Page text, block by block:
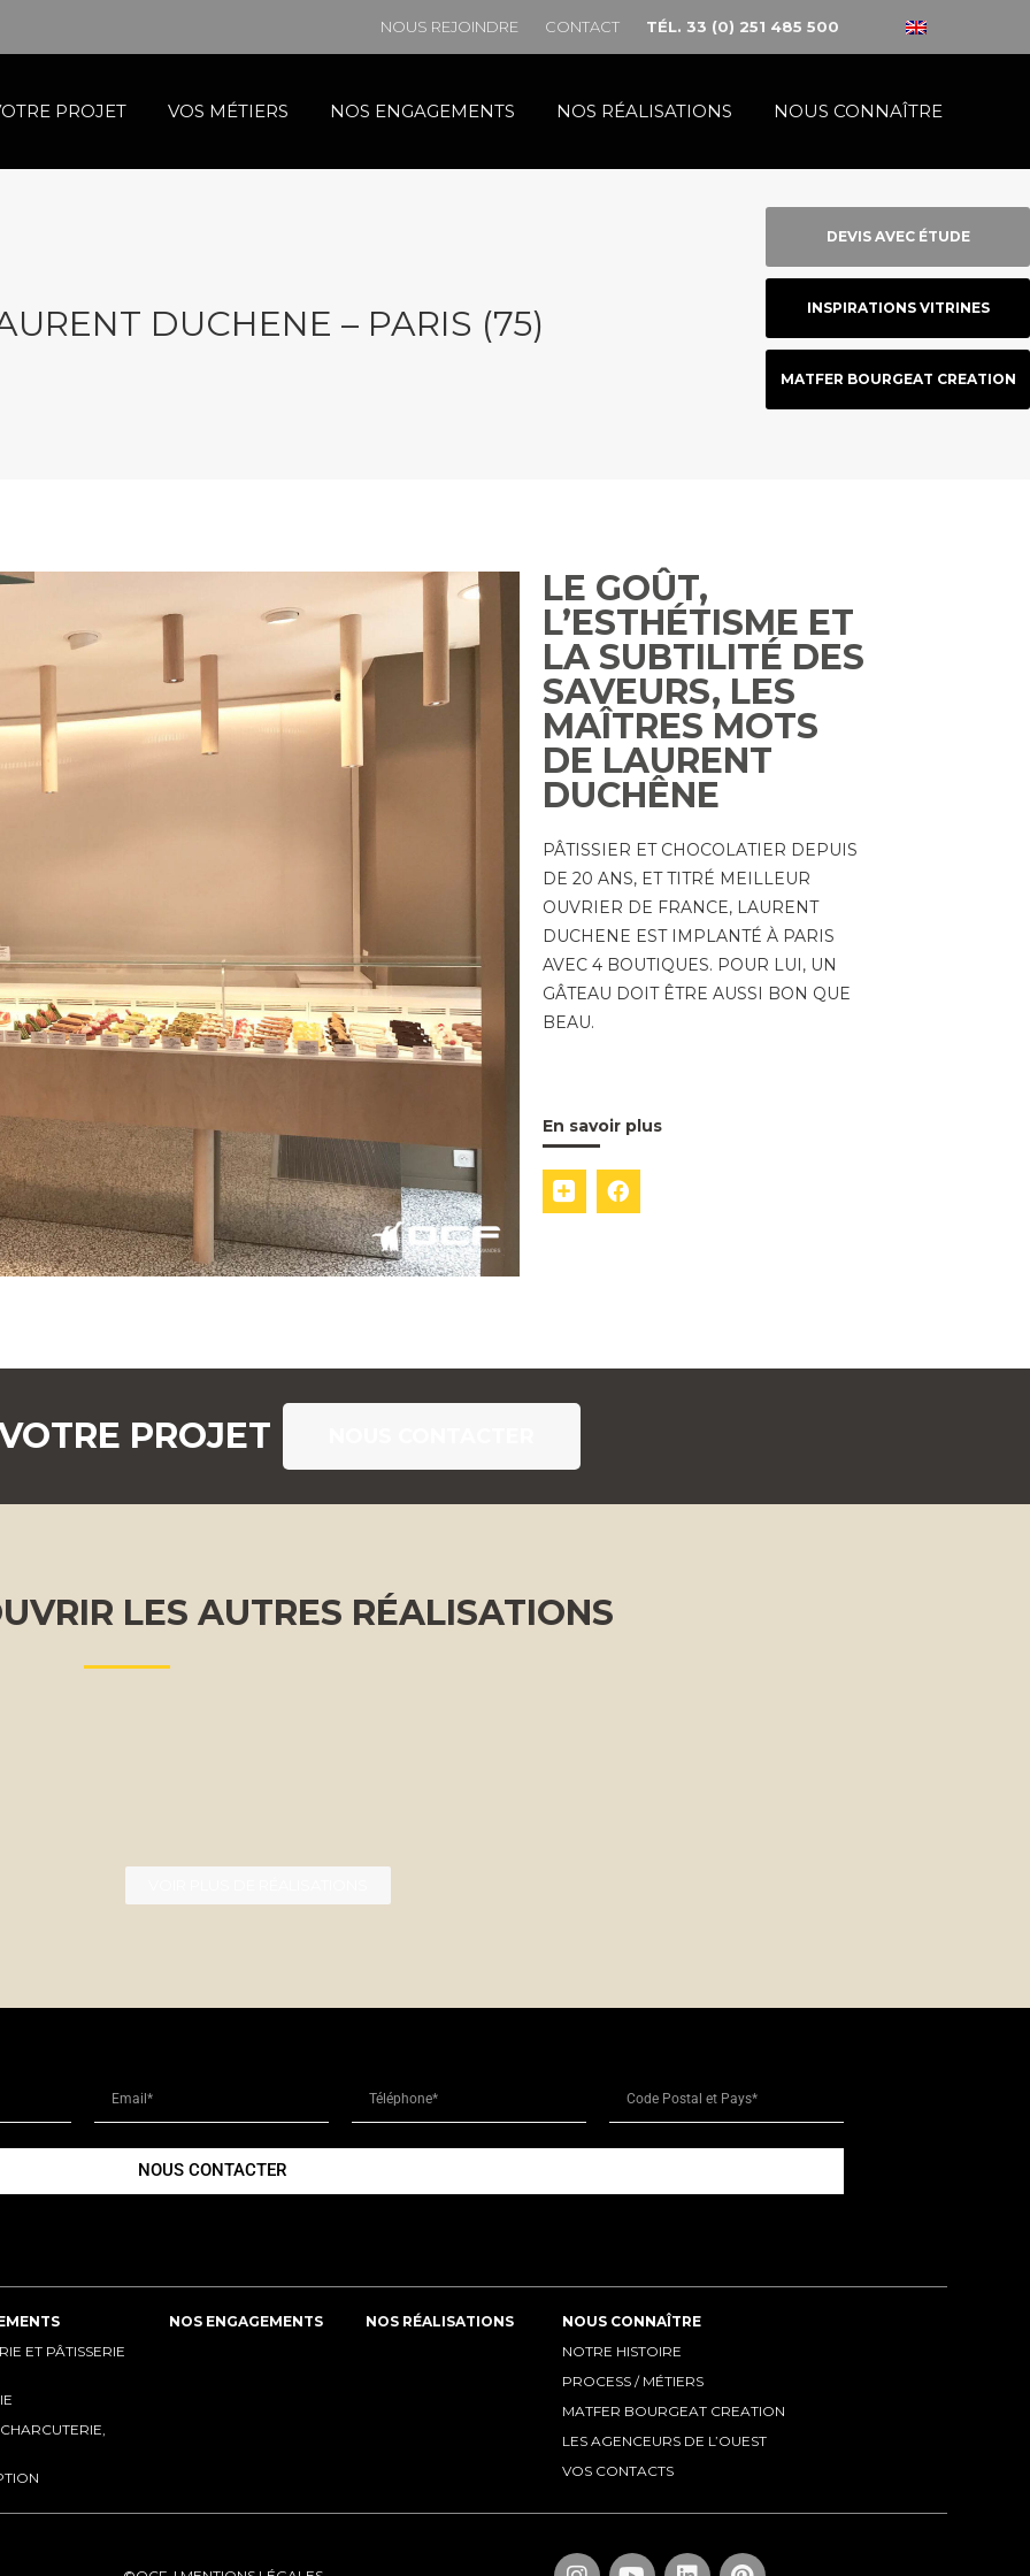
NOUS REJOINDRE CONTACT TÉL. 33 (0) 251 485 500
PROJET VOS MÉTIERS NOS ENGAGEMENTS NOS RÉALISATIONS NOUS CONNAÎTRE
DUCHENE – PARIS (75)
LE GOÛT,
L’ESTHÉTISME ET
LA SUBTILITÉ DES
SAVEURS, LES
MAÎTRES MOTS
DE LAURENT
DUCHÊNE
PÂTISSIER ET CHOCOLATIER DEPUIS
DE 20 ANS, ET TITRÉ MEILLEUR
OUVRIER DE FRANCE, LAURENT
DUCHENE EST IMPLANTÉ À PARIS
AVEC 4 BOUTIQUES. POUR LUI, UN
GÂTEAU DOIT ÊTRE AUSSI BON QUE
BEAU.
En savoir plus
PROJET
LES AUTRES RÉALISATIONS
NOUS CONTACTER
ET PÂTISSERIE
NOS ENGAGEMENTS NOS RÉALISATIONS
NOUS CONNAÎTRE
NOTRE HISTOIRE
PROCESS / MÉTIERS
MATFER BOURGEAT CREATION
LES AGENCEURS DE L’OUEST
VOS CONTACTS
DEVIS AVEC ÉTUDE
INSPIRATIONS VITRINES
MATFER BOURGEAT CREATION